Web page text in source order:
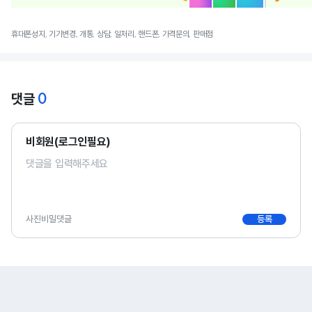
휴대폰성지, 기기변경, 개통, 상담, 일처리, 핸드폰, 가격문의, 판매점
댓글 0
비회원(로그인필요)
사진비밀댓글 등록